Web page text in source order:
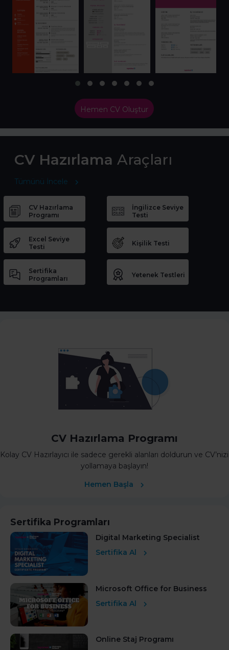
Hemen CV Oluştur
CV Hazırlama Araçları
Tümünü İncele
CV Hazırlama
Programı
İngilizce Seviye
Testi
Excel Seviye
Testi
Kişilik Testi
Sertifika
Programları
Yetenek Testleri
CV Hazırlama Programı
Kolay CV Hazırlayıcı ile sadece gerekli alanları doldurun ve CV’nizi
yollamaya başlayın!
Hemen Başla
Sertifika Programları
Digital Marketing Specialist
Sertifika Al
Microsoft Office for Business
Sertifika Al
Online Staj Programı